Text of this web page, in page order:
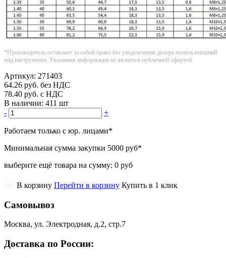
*Производитель оставляет за собой право без уведомления дилера менять внешний
вид инструмента. Указанная информация не является публичной офертой.
Артикул: 271403
64.26 руб. без НДС
78.40 руб. с НДС
В наличии: 411 шт
-
+
Работаем только с юр. лицами*
Минимальная сумма закупки 5000 руб*
выберите ещё товара на сумму: 0 руб
В корзину Перейти в корзину Купить в 1 клик
Самовывоз
Москва, ул. Электродная, д.2, стр.7
Доставка по России: